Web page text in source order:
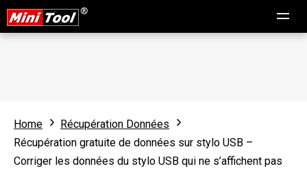
Home
Récupération Données
Récupération gratuite de données sur stylo USB –
Corriger les données du stylo USB qui ne s’affichent pas